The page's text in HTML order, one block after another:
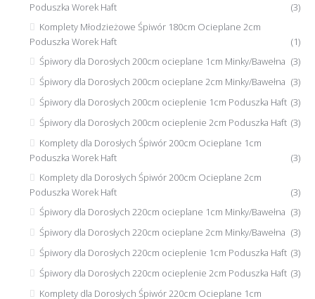
Poduszka Worek Haft
(3)
Komplety Młodzieżowe Śpiwór 180cm Ocieplane 2cm
Poduszka Worek Haft
(1)
Śpiwory dla Dorosłych 200cm ocieplane 1cm Minky/Bawełna (3)
Śpiwory dla Dorosłych 200cm ocieplane 2cm Minky/Bawełna (3)
Śpiwory dla Dorosłych 200cm ocieplenie 1cm Poduszka Haft (3)
Śpiwory dla Dorosłych 200cm ocieplenie 2cm Poduszka Haft (3)
Komplety dla Dorosłych Śpiwór 200cm Ocieplane 1cm
Poduszka Worek Haft
(3)
Komplety dla Dorosłych Śpiwór 200cm Ocieplane 2cm
Poduszka Worek Haft
(3)
Śpiwory dla Dorosłych 220cm ocieplane 1cm Minky/Bawełna (3)
Śpiwory dla Dorosłych 220cm ocieplane 2cm Minky/Bawełna (3)
Śpiwory dla Dorosłych 220cm ocieplenie 1cm Poduszka Haft (3)
Śpiwory dla Dorosłych 220cm ocieplenie 2cm Poduszka Haft (3)
Komplety dla Dorosłych Śpiwór 220cm Ocieplane 1cm